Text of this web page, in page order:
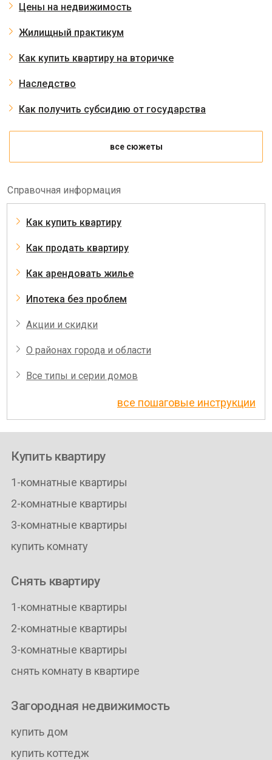
Цены на недвижимость
Жилищный практикум
Как купить квартиру на вторичке
Наследство
Как получить субсидию от государства
все сюжеты
Справочная информация
Как купить квартиру
Как продать квартиру
Как арендовать жилье
Ипотека без проблем
Акции и скидки
О районах города и области
Все типы и серии домов
все пошаговые инструкции
Купить квартиру
1-комнатные квартиры
2-комнатные квартиры
3-комнатные квартиры
купить комнату
Снять квартиру
1-комнатные квартиры
2-комнатные квартиры
3-комнатные квартиры
снять комнату в квартире
Загородная недвижимость
купить дом
купить коттедж